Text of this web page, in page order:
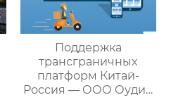
Поддержка
трансграничных
платформ Китай-
Россия — ООО Оудин